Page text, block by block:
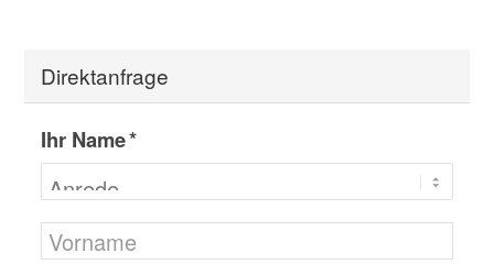
Direktanfrage
Ihr Name *